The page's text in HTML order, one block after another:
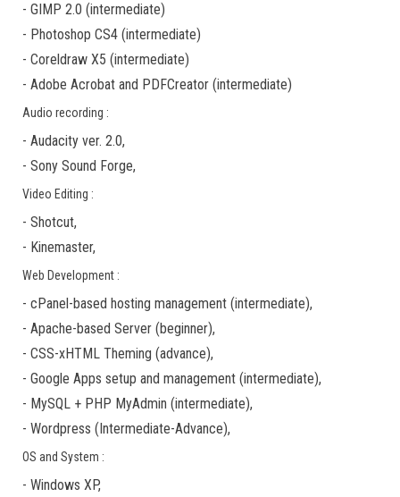
- GIMP 2.0 (intermediate)
- Photoshop CS4 (intermediate)
- Coreldraw X5 (intermediate)
- Adobe Acrobat and PDFCreator (intermediate)
Audio recording :
- Audacity ver. 2.0,
- Sony Sound Forge,
Video Editing :
- Shotcut,
- Kinemaster,
Web Development :
- cPanel-based hosting management (intermediate),
- Apache-based Server (beginner),
- CSS-xHTML Theming (advance),
- Google Apps setup and management (intermediate),
- MySQL + PHP MyAdmin (intermediate),
- Wordpress (Intermediate-Advance),
OS and System :
- Windows XP,